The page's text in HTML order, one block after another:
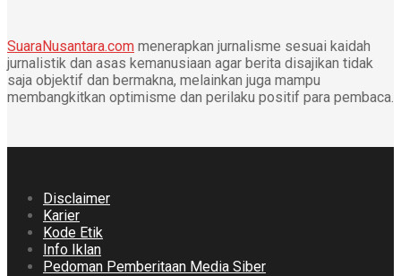
SuaraNusantara.com menerapkan jurnalisme sesuai kaidah
jurnalistik dan asas kemanusiaan agar berita disajikan tidak
saja objektif dan bermakna, melainkan juga mampu
membangkitkan optimisme dan perilaku positif para pembaca.
Disclaimer
Karier
Kode Etik
Info Iklan
Pedoman Pemberitaan Media Siber